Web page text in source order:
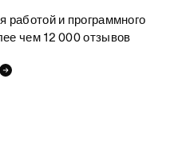
работой и программного
чем 12 000 отзывов